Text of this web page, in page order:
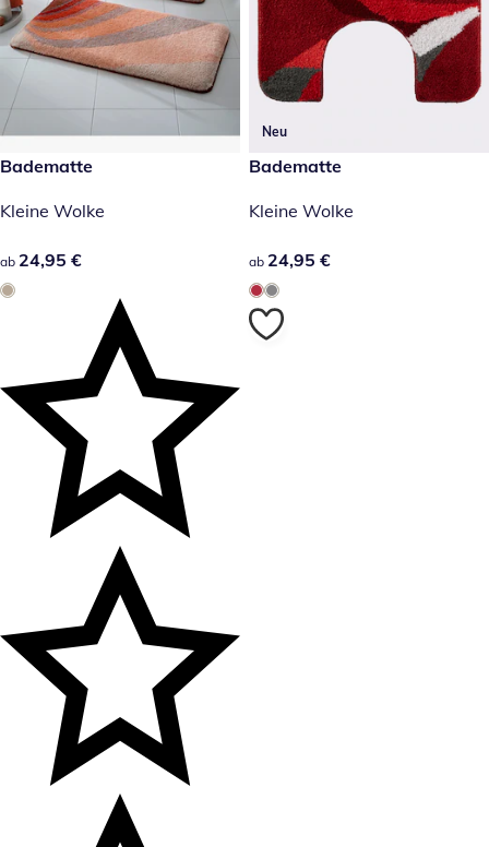
24,95 €
Badematte
Kleine Wolke
24,95 €
ab 24,95 €
Neu
24,95 €
Badematte
Kleine Wolke
24,95 €
ab 24,95 €